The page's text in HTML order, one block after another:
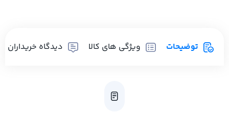
توضیحات ویژگی های کالا دیدگاه خریداران